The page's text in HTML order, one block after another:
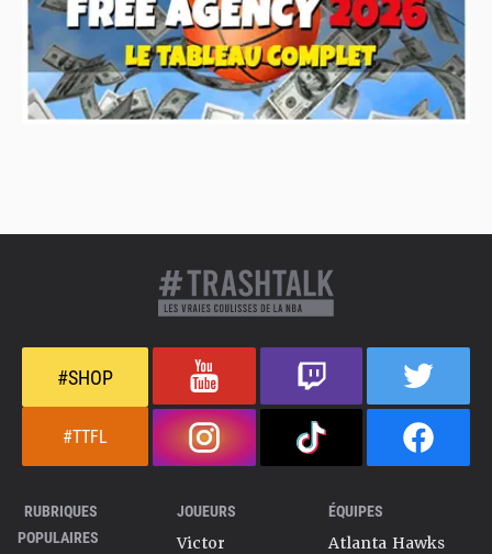
#SHOP
#TTFL
RUBRIQUES
POPULAIRES
JOUEURS
Victor
ÉQUIPES
Atlanta Hawks